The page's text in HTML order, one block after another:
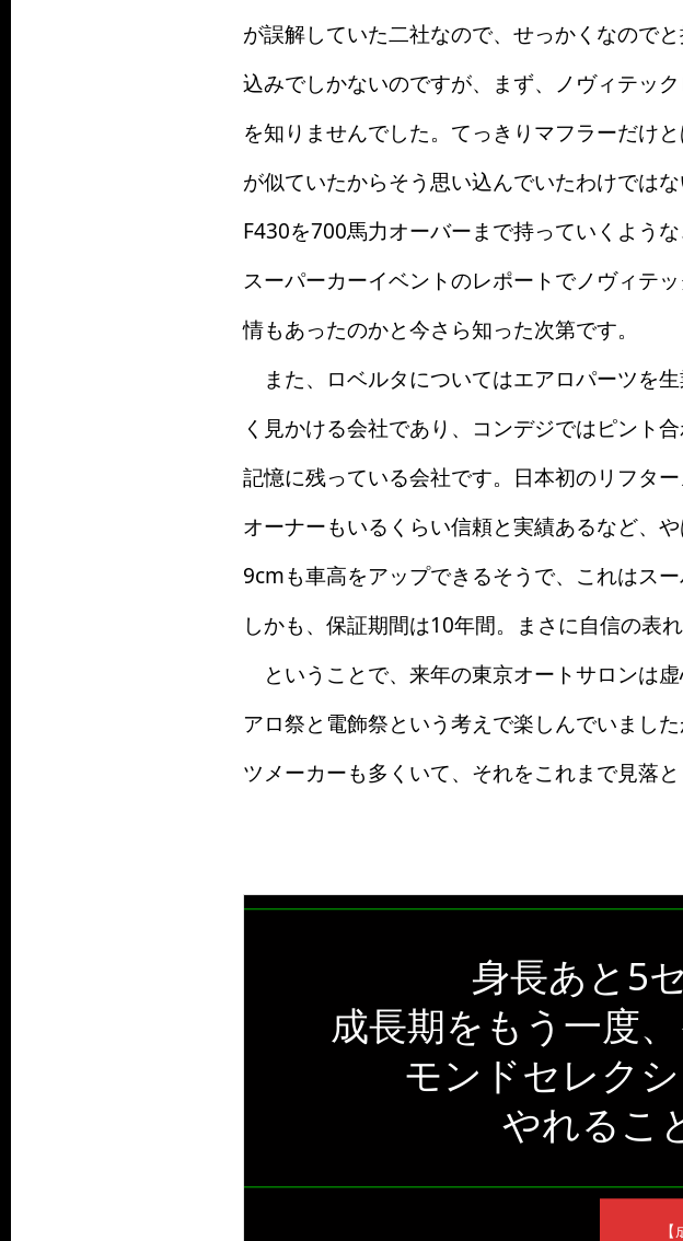
が誤解していた二社なので、せっかくなので
込みでしかないのですが、まず、ノヴィテッ
を知りませんでした。てっきりマフラーだけ
が似ていたからそう思い込んでいたわけでは
F430を700馬力オーバーまで持っていくよう
スーパーカーイベントのレポートでノヴィテ
情もあったのかと今さら知った次第です。
また、ロベルタについてはエアロパーツを
く見かける会社であり、コンデジではピント
記憶に残っている会社です。日本初のリフタ
オーナーもいるくらい信頼と実績あるなど、
9cmも車高をアップできるそうで、これはス
しかも、保証期間は10年間。まさに自信の表れ
ということで、来年の東京オートサロンは
アロ祭と電飾祭という考えで楽しんでいまし
ツメーカーも多くいて、それをこれまで見落
身長あと5
成長期をもう一度
モンドセレク
やれるこ